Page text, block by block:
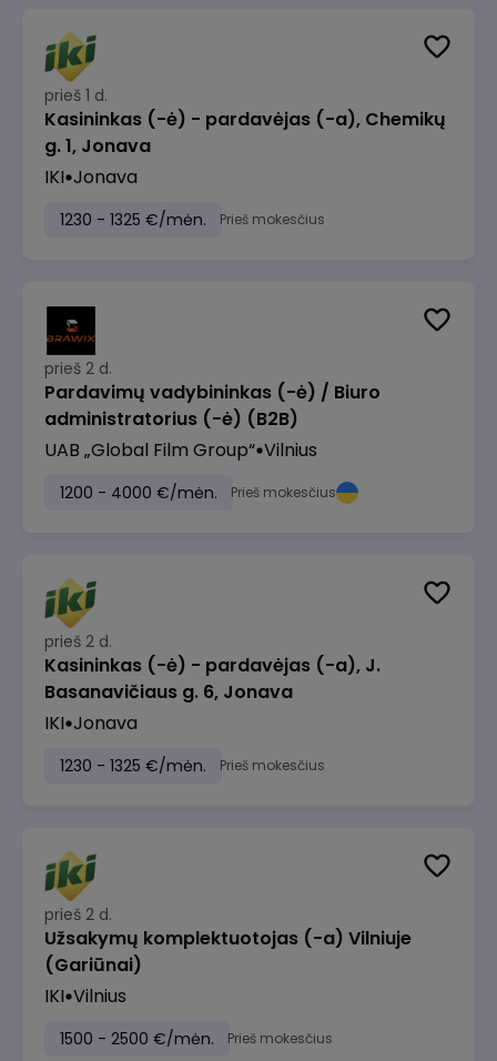
prieš 1 d.
Kasininkas (-ė) - pardavėjas (-a), Chemikų
g. 1, Jonava
IKI Jonava
1230 - 1325 €/mėn. Prieš mokesčius
prieš 2 d.
Pardavimų vadybininkas (-ė) / Biuro
administratorius (-ė) (B2B)
UAB „Global Film Group“ Vilnius
1200 - 4000 €/mėn. Prieš mokesčius
prieš 2 d.
Kasininkas (-ė) - pardavėjas (-a), J.
Basanavičiaus g. 6, Jonava
IKI Jonava
1230 - 1325 €/mėn. Prieš mokesčius
prieš 2 d.
Užsakymų komplektuotojas (-a) Vilniuje
(Gariūnai)
IKI Vilnius
1500 - 2500 €/mėn. Prieš mokesčius